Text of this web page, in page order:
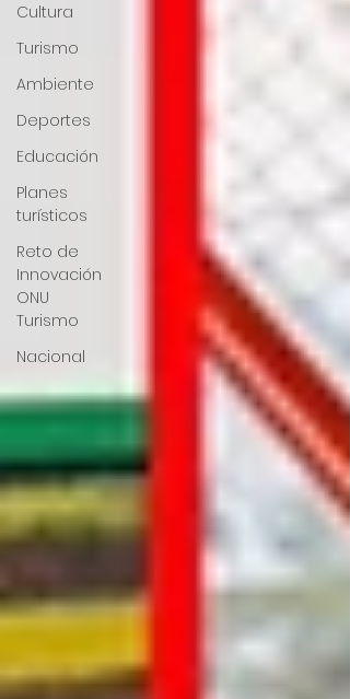
Cultura
Turismo
Ambiente
Deportes
Educación
Planes
turísticos
Reto de
Innovación
ONU
Turismo
Nacional